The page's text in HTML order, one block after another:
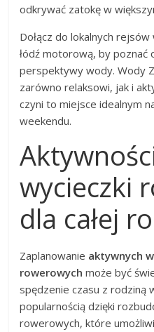
odkrywać zatokę w
Dołącz do lokalnych
łódź motorową, by poznać
perspektywy wody. Wody
zarówno relaksowi, jak i
czyni to miejsce idealnym
weekendu.
wycieczki
dla całej
Zaplanowanie aktywnych
rowerowych może być
spędzenie czasu z rodziną
popularnością dzięki
rowerowych, które